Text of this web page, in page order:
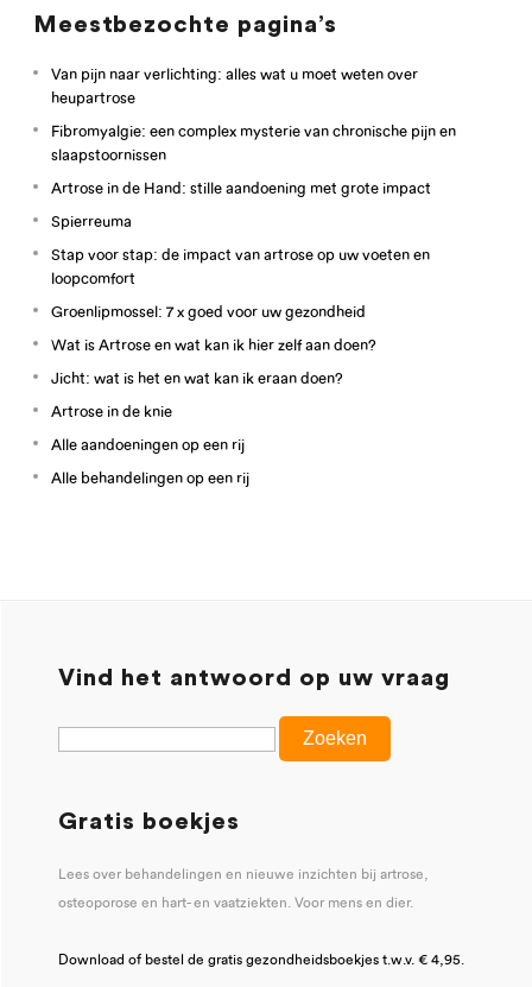
Meestbezochte pagina’s
Van pijn naar verlichting: alles wat u moet weten over
heupartrose
Fibromyalgie: een complex mysterie van chronische pijn en
slaapstoornissen
Artrose in de Hand: stille aandoening met grote impact
Spierreuma
Stap voor stap: de impact van artrose op uw voeten en
loopcomfort
Groenlipmossel: 7 x goed voor uw gezondheid
Wat is Artrose en wat kan ik hier zelf aan doen?
Jicht: wat is het en wat kan ik eraan doen?
Artrose in de knie
Alle aandoeningen op een rij
Alle behandelingen op een rij
Vind het antwoord op uw vraag
Gratis boekjes
Lees over behandelingen en nieuwe inzichten bij artrose,
osteoporose en hart- en vaatziekten. Voor mens en dier.
Download of bestel de gratis gezondheidsboekjes t.w.v. € 4,95.